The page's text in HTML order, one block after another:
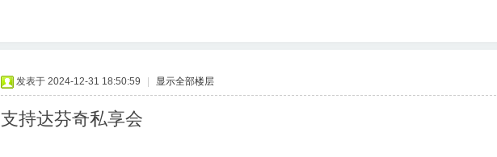
发表于 2024-12-31 18:50:59 显示全部楼层
支持达芬奇私享会